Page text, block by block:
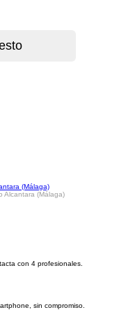
(Málaga)
Alcantara (Málaga)
con 4 profesionales.
sin compromiso.